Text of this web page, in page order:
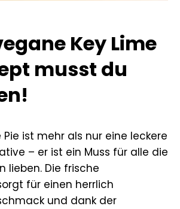
Key Lime
musst du
Pie ist mehr als nur eine leckere
– er ist ein Muss für alle die
lieben. Die frische
für einen herrlich
und dank der